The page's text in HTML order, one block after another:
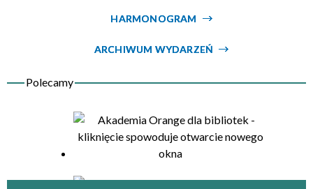
HARMONOGRAM
ARCHIWUM WYDARZEŃ